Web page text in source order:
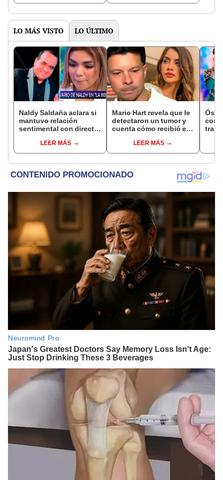
LO MÁS VISTO LO ÚLTIMO
Naldy Saldaña aclara si
mantuvo relación
sentimental con director
denunciarlo por
tocamientos: “Me
LEER MÁS
Mario Hart revela que le
detectaron un tumor y
cuenta cómo recibió el
muy fuertes..."
LEER MÁS
tras